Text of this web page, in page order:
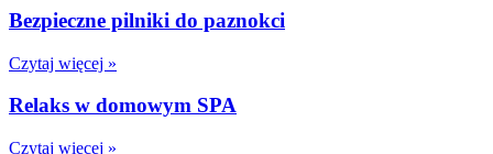
Bezpieczne pilniki do paznokci
Czytaj więcej »
Relaks w domowym SPA
Czytaj więcej »